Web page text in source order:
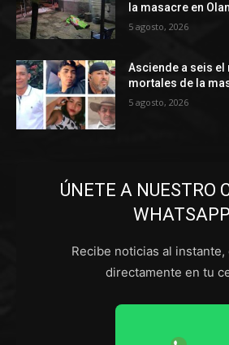
la masacre en
5 agosto, 2026
Asciende a seis
mortales de la
5 agosto, 2026
ÚNETE A NUESTRO
WHATSAPP
Recibe noticias al
directamente en tu